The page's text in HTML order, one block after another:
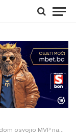
MVP nagradu